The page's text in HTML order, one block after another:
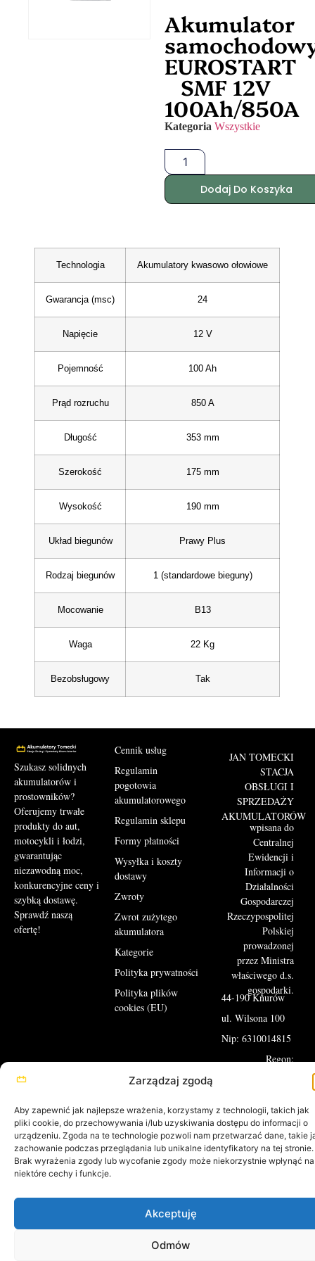
Zarządzaj zgodą
Aby zapewnić jak najlepsze wrażenia, korzystamy z technologii, takich jak
pliki cookie, do przechowywania i/lub uzyskiwania dostępu do informacji o
urządzeniu. Zgoda na te technologie pozwoli nam przetwarzać dane, takie
zachowanie podczas przeglądania lub unikalne identyfikatory na tej stronie.
Brak wyrażenia zgody lub wycofanie zgody może niekorzystnie wpłynąć na
niektóre cechy i funkcje.
Akceptuję
Odmów
Akumulator
EUROSTART
SMF 12V
100Ah/850A
Kategoria Wszystkie
Dodaj Do Koszyka
Technologia Akumulatory kwasowo ołowiowe
Gwarancja (msc) 24
Napięcie 12 V
Pojemność 100 Ah
Prąd rozruchu 850 A
Długość 353 mm
Szerokość 175 mm
Wysokość 190 mm
Układ biegunów Prawy Plus
Rodzaj biegunów 1 (standardowe bieguny)
Mocowanie B13
Waga 22 Kg
Bezobsługowy Tak
Szukasz solidnych
akumulatorów i
prostowników?
Oferujemy trwałe
produkty do aut,
motocykli i łodzi,
gwarantując
niezawodną moc,
konkurencyjne ceny i
szybką dostawę.
Sprawdź naszą
ofertę!
Cennik usług
Regulamin
pogotowia
akumulatorowego
Regulamin sklepu
Formy płatności
Wysyłka i koszty
dostawy
Zwroty
Zwrot zużytego
akumulatora
Kategorie
Polityka prywatności
Polityka plików
cookies (EU)
JAN TOMECKI
STACJA
OBSŁUGI I
SPRZEDAŻY
AKUMULATORÓW
wpisana do
Centralnej
Ewidencji i
Informacji o
Działalności
Gospodarczej
Rzeczypospolitej
Polskiej
prowadzonej
przez Ministra
właściwego d.s.
gospodarki.
44-190 Knurów
ul. Wilsona 100
Nip: 6310014815
Regon:
46
Email:
kontakt@akumulatory-
tomecki.pl